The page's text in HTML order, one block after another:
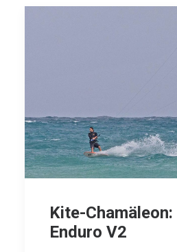
Kite-Chamäleon:
Enduro V2